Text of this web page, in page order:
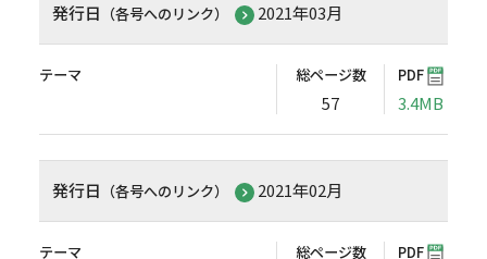
発行日 （各号へのリンク） 2021年03月
テーマ 総ページ数
57
PDF
3.4MB
発行日 （各号へのリンク） 2021年02月
テーマ 総ページ数 PDF